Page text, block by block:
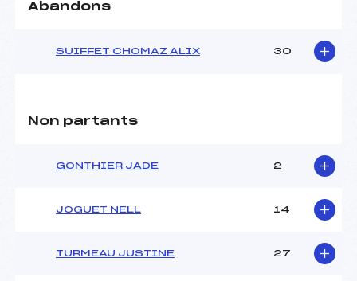
Abandons
SUIFFET CHOMAZ ALIX 30
Non partants
GONTHIER JADE 2
JOGUET NELL 14
TURMEAU JUSTINE 27